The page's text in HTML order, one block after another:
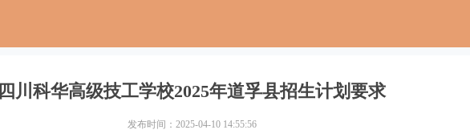
四川科华高级技工学校2025年道孚县招生计划要求
发布时间：2025-04-10 14:55:56